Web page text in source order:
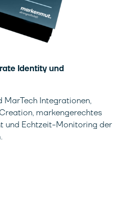
Identity und
MarTech Integrationen,
markengerechtes
und Echtzeit-Monitoring der